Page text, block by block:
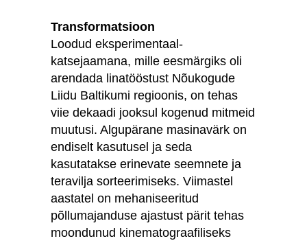
Transformatsioon
Loodud eksperimentaal-
katsejaamana, mille eesmärgiks oli
arendada linatööstust Nõukogude
Liidu Baltikumi regioonis, on tehas
viie dekaadi jooksul kogenud mitmeid
muutusi. Algupärane masinavärk on
endiselt kasutusel ja seda
kasutatakse erinevate seemnete ja
teravilja sorteerimiseks. Viimastel
aastatel on mehaniseeritud
põllumajanduse ajastust pärit tehas
moondunud kinematograafiliseks